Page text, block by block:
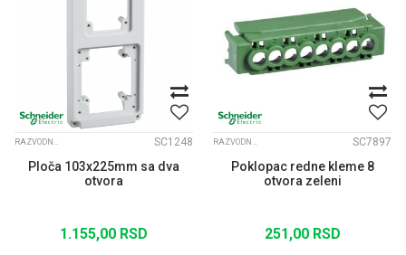
RAZVODNE TABLE KAEDRA SC1248
Ploča 103x225mm sa dva
otvora
1.155,00 RSD
RAZVODNE TABLE KAEDRA SC7897
Poklopac redne kleme 8
otvora zeleni
251,00 RSD